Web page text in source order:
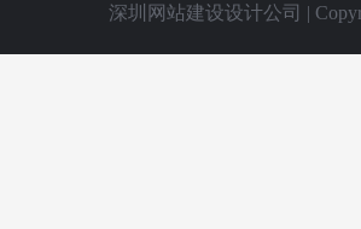
深圳网站建设设计公司 |